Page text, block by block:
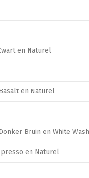
en Naturel
en Naturel
Bruin en White Wash
en Naturel